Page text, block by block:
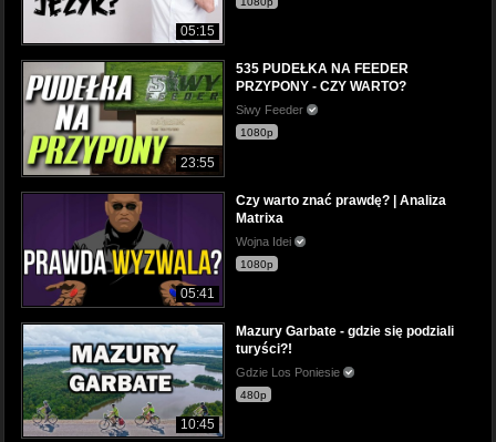
05:15
23:55
535 PUDEŁKA NA FEEDER
PRZYPONY - CZY WARTO?
Siwy Feeder
1080p
05:41
Czy warto znać prawdę? | Analiza
Matrixa
Wojna Idei
1080p
10:45
Mazury Garbate - gdzie się podziali
turyści?!
Gdzie Los Poniesie
480p